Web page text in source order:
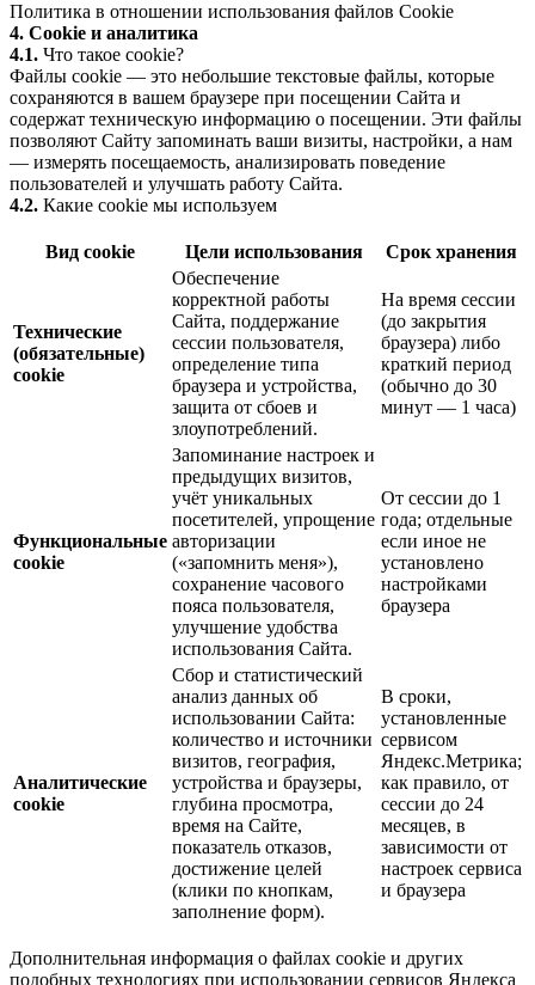
Политика в отношении использования файлов Cookie
4. Cookie и аналитика
4.1. Что такое cookie?
Файлы cookie — это небольшие текстовые файлы, которые
сохраняются в вашем браузере при посещении Сайта и
содержат техническую информацию о посещении. Эти файлы
позволяют Сайту запоминать ваши визиты, настройки, а нам
— измерять посещаемость, анализировать поведение
пользователей и улучшать работу Сайта.
4.2. Какие cookie мы используем
Вид cookie Цели использования Срок хранения
Технические
(обязательные)
cookie
Обеспечение
корректной работы
Сайта, поддержание
сессии пользователя,
определение типа
браузера и устройства,
защита от сбоев и
злоупотреблений.
На время сессии
(до закрытия
браузера) либо
краткий период
(обычно до 30
минут — 1 часа)
Функциональные
cookie
Запоминание настроек и
предыдущих визитов,
учёт уникальных
посетителей, упрощение
авторизации
(«запомнить меня»),
сохранение часового
пояса пользователя,
улучшение удобства
использования Сайта.
От сессии до 1
года; отдельные
если иное не
установлено
настройками
браузера
Аналитические
cookie
Сбор и статистический
анализ данных об
использовании Сайта:
количество и источники
визитов, география,
устройства и браузеры,
глубина просмотра,
время на Сайте,
показатель отказов,
достижение целей
(клики по кнопкам,
заполнение форм).
В сроки,
установленные
сервисом
Яндекс.Метрика;
как правило, от
сессии до 24
месяцев, в
зависимости от
настроек сервиса
и браузера
Дополнительная информация о файлах cookie и других
подобных технологиях при использовании сервисов Яндекса